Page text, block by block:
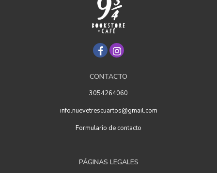
CONTACTO
3054264060
info.nuevetrescuartos@gmail.com
Formulario de contacto
PÁGINAS LEGALES